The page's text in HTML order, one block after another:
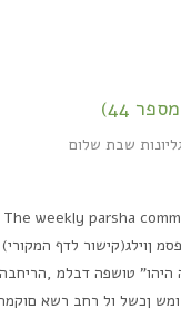
44)
שבת שלום
The weekly parsha
תשרפ ח"נשת 44 רפסמ ןוילג(קישור
היהו" טושפה דבלמ
ןכשל ול רחב רשא